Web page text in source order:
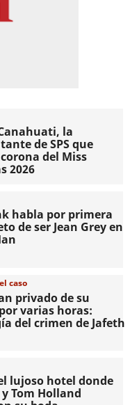
la
de SPS que
del Miss
2026
habla por primera
de ser Jean Grey en
caso
privado de su
varias horas:
del crimen de Jafeth
lujoso hotel donde
Tom Holland